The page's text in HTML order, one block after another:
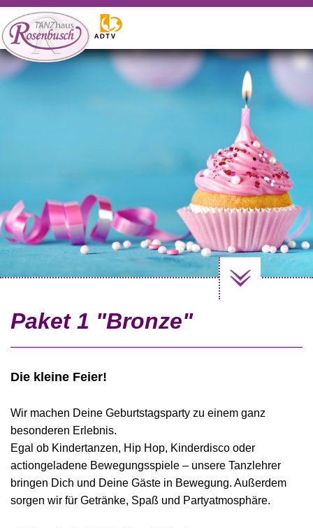
WILLKOMMEN
Tanzangebote
Gutscheine
Paket 1 "Bronze"
Die kleine Feier!
Wir machen Deine Geburtstagsparty zu einem ganz
besonderen Erlebnis.
Egal ob Kindertanzen, Hip Hop, Kinderdisco oder
actiongeladene Bewegungsspiele – unsere Tanzlehrer
bringen Dich und Deine Gäste in Bewegung. Außerdem
sorgen wir für Getränke, Spaß und Partyatmosphäre.